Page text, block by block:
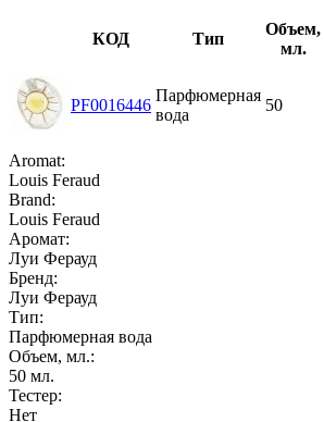
КОД Тип
Объем,
мл.
PF0016446
Парфюмерная
вода
50
Aromat:
Louis Feraud
Brand:
Louis Feraud
Аромат:
Луи Ферауд
Бренд:
Луи Ферауд
Тип:
Парфюмерная вода
Объем, мл.:
50 мл.
Тестер:
Нет